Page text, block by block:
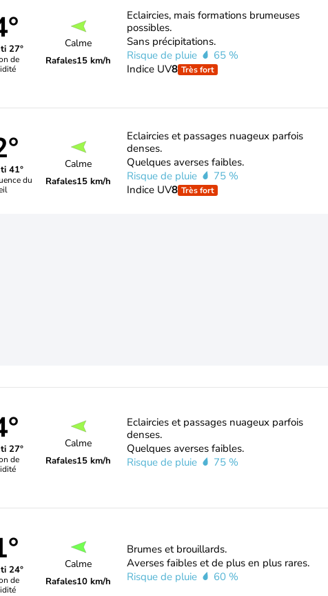
27°
de
Calme
Rafales15 km/h
Eclaircies, mais formations brumeuses
possibles.
Sans précipitations.
Risque de pluie
65 %
Indice UV8 Très fort
41°
du
Calme
Rafales15 km/h
Eclaircies et passages nuageux parfois
denses.
Quelques averses faibles.
Risque de pluie
75 %
Indice UV8 Très fort
27°
de
Calme
Rafales15 km/h
Eclaircies et passages nuageux parfois
denses.
Quelques averses faibles.
Risque de pluie
75 %
24°
de
Calme
Rafales10 km/h
Brumes et brouillards.
Averses faibles et de plus en plus rares.
Risque de pluie
60 %